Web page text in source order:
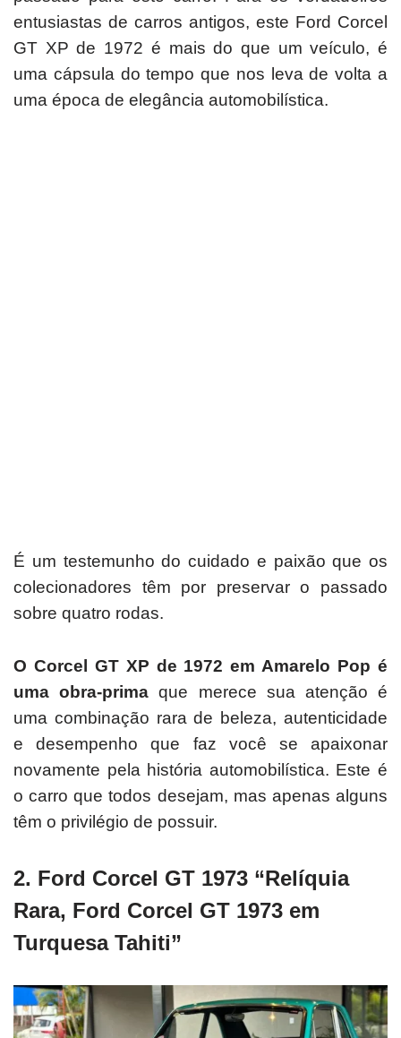
entusiastas de carros antigos, este Ford Corcel
GT XP de 1972 é mais do que um veículo, é
uma cápsula do tempo que nos leva de volta a
uma época de elegância automobilística.
É um testemunho do cuidado e paixão que os
colecionadores têm por preservar o passado
sobre quatro rodas.
O Corcel GT XP de 1972 em Amarelo Pop é
uma obra-prima que merece sua atenção é
uma combinação rara de beleza, autenticidade
e desempenho que faz você se apaixonar
novamente pela história automobilística. Este é
o carro que todos desejam, mas apenas alguns
têm o privilégio de possuir.
2. Ford Corcel GT 1973 “Relíquia
Rara, Ford Corcel GT 1973 em
Turquesa Tahiti”